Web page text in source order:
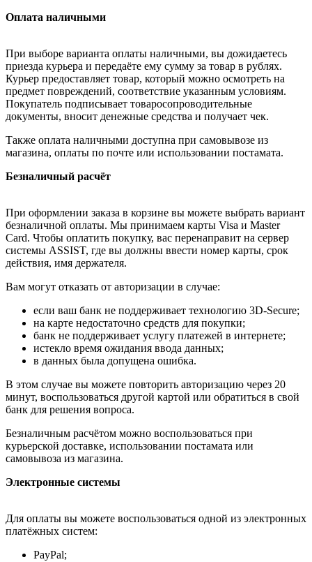
Оплата наличными
При выборе варианта оплаты наличными, вы дожидаетесь
приезда курьера и передаёте ему сумму за товар в рублях.
Курьер предоставляет товар, который можно осмотреть на
предмет повреждений, соответствие указанным условиям.
Покупатель подписывает товаросопроводительные
документы, вносит денежные средства и получает чек.
Также оплата наличными доступна при самовывозе из
магазина, оплаты по почте или использовании постамата.
Безналичный расчёт
При оформлении заказа в корзине вы можете выбрать вариант
безналичной оплаты. Мы принимаем карты Visa и Master
Card. Чтобы оплатить покупку, вас перенаправит на сервер
системы ASSIST, где вы должны ввести номер карты, срок
действия, имя держателя.
Вам могут отказать от авторизации в случае:
если ваш банк не поддерживает технологию 3D-Secure;
на карте недостаточно средств для покупки;
банк не поддерживает услугу платежей в интернете;
истекло время ожидания ввода данных;
в данных была допущена ошибка.
В этом случае вы можете повторить авторизацию через 20
минут, воспользоваться другой картой или обратиться в свой
банк для решения вопроса.
Безналичным расчётом можно воспользоваться при
курьерской доставке, использовании постамата или
самовывоза из магазина.
Электронные системы
Для оплаты вы можете воспользоваться одной из электронных
платёжных систем:
PayPal;